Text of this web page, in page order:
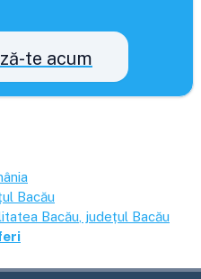
te acum
Bacău
Bacău , județul Bacău